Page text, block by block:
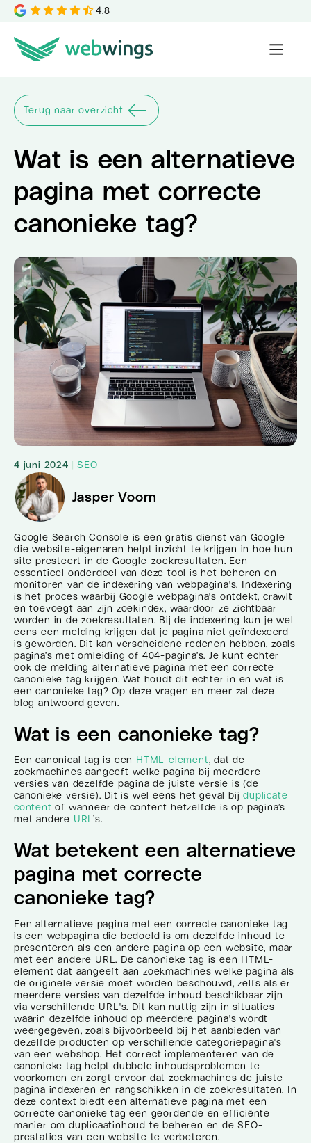
4.8
Terug naar overzicht
Wat is een alternatieve
pagina met correcte
canonieke tag?
Jasper Voorn
4 juni 2024 | SEO
Google Search Console is een gratis dienst van Google
die website-eigenaren helpt inzicht te krijgen in hoe hun
site presteert in de Google-zoekresultaten. Een
essentieel onderdeel van deze tool is het beheren en
monitoren van de indexering van webpagina's. Indexering
is het proces waarbij Google webpagina's ontdekt, crawlt
en toevoegt aan zijn zoekindex, waardoor ze zichtbaar
worden in de zoekresultaten. Bij de indexering kun je wel
eens een melding krijgen dat je pagina niet geïndexeerd
is geworden. Dit kan verscheidene redenen hebben, zoals
pagina’s met omleiding of 404-pagina’s. Je kunt echter
ook de melding alternatieve pagina met een correcte
canonieke tag krijgen. Wat houdt dit echter in en wat is
een canonieke tag? Op deze vragen en meer zal deze
blog antwoord geven.
Wat is een canonieke tag?
Een canonical tag is een HTML-element, dat de
zoekmachines aangeeft welke pagina bij meerdere
versies van dezelfde pagina de juiste versie is (de
canonieke versie). Dit is wel eens het geval bijduplicate
content of wanneer de content hetzelfde is op pagina’s
met andere URL’s.
Wat betekent een alternatieve
pagina met correcte
canonieke tag?
Een alternatieve pagina met een correcte canonieke tag
is een webpagina die bedoeld is om dezelfde inhoud te
presenteren als een andere pagina op een website, maar
met een andere URL. De canonieke tag is een HTML-
element dat aangeeft aan zoekmachines welke pagina als
de originele versie moet worden beschouwd, zelfs als er
meerdere versies van dezelfde inhoud beschikbaar zijn
via verschillende URL's. Dit kan nuttig zijn in situaties
waarin dezelfde inhoud op meerdere pagina's wordt
weergegeven, zoals bijvoorbeeld bij het aanbieden van
dezelfde producten op verschillende categoriepagina's
van een webshop. Het correct implementeren van de
canonieke tag helpt dubbele inhoudsproblemen te
voorkomen en zorgt ervoor dat zoekmachines de juiste
pagina indexeren en rangschikken in de zoekresultaten. In
deze context biedt een alternatieve pagina met een
correcte canonieke tag een geordende en efficiënte
manier om duplicaatinhoud te beheren en de SEO-
prestaties van een website te verbeteren.